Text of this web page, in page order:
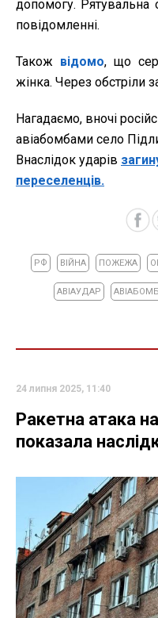
допомогу. Рятувальна
повідомленні.
Також відомо, що
жінка. Через обстріли
Нагадаємо, вночі
авіабомбами село
Внаслідок ударів
переселенців.
РФ ВІЙНА ПОЖЕЖА
АВІАУДАР
24 липня 2025, 11:40
Ракетна атака
показала